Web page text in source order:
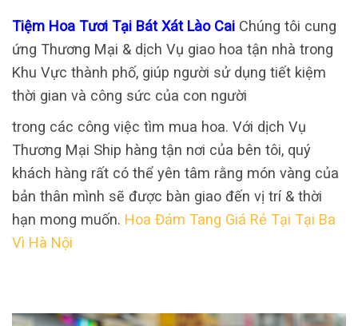
Tiệm Hoa Tươi Tại Bát Xát Lào Cai Chúng tôi cung
ứng Thương Mại & dịch Vụ giao hoa tận nhà trong
Khu Vực thành phố, giúp người sử dụng tiết kiệm
thời gian và công sức của con người
trong các công việc tìm mua hoa. Với dịch Vụ
Thương Mại Ship hàng tận nơi của bên tôi, quý
khách hàng rất có thể yên tâm rằng món vàng của
bản thân mình sẽ được bàn giao đến vị trí & thời
hạn mong muốn. Hoa Đám Tang Giá Rẻ Tại Tại Ba
Vì Hà Nội